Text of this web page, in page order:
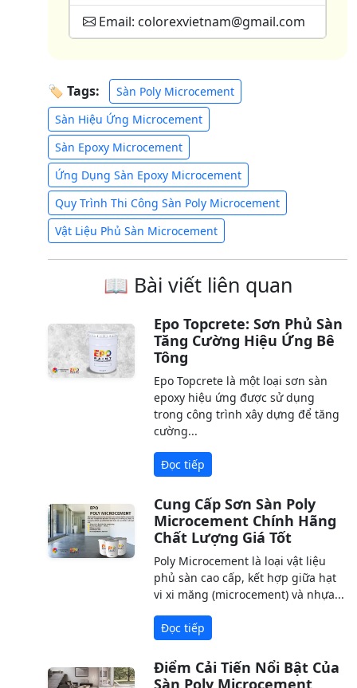
Email: colorexvietnam@gmail.com
🏷 Tags:
Sàn Poly Microcement
Sàn Hiệu Ứng Microcement
Sàn Epoxy Microcement
Ứng Dụng Sàn Epoxy Microcement
Quy Trình Thi Công Sàn Poly Microcement
Vật Liệu Phủ Sàn Microcement
📖 Bài viết liên quan
Epo Topcrete: Sơn Phủ Sàn
Tăng Cường Hiệu Ứng Bê
Tông
Epo Topcrete là một loại sơn sàn
epoxy hiệu ứng được sử dụng
trong công trình xây dựng để tăng
cường...
Đọc tiếp
Cung Cấp Sơn Sàn Poly
Microcement Chính Hãng
Chất Lượng Giá Tốt
Poly Microcement là loại vật liệu
phủ sàn cao cấp, kết hợp giữa hạt
vi xi măng (microcement) và nhựa...
Đọc tiếp
Điểm Cải Tiến Nổi Bật Của
Sàn Poly Microcement